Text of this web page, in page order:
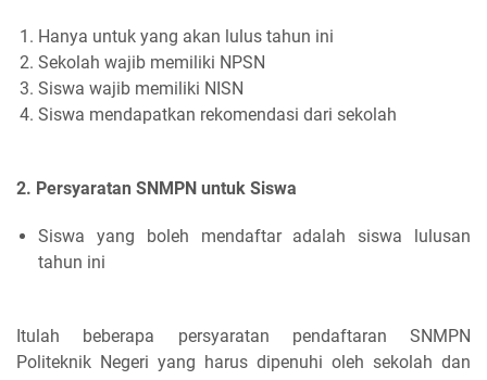
Hanya untuk yang akan lulus tahun ini
Sekolah wajib memiliki NPSN
Siswa wajib memiliki NISN
Siswa mendapatkan rekomendasi dari sekolah
2. Persyaratan SNMPN untuk Siswa
Siswa yang boleh mendaftar adalah siswa lulusan
tahun ini
Itulah beberapa persyaratan pendaftaran SNMPN
Politeknik Negeri yang harus dipenuhi oleh sekolah dan